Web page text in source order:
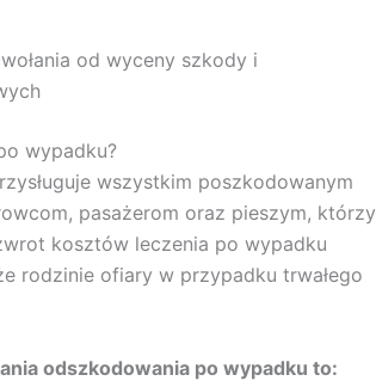
od wyceny szkody i
wypadku?
wszystkim poszkodowanym
pasażerom oraz pieszym, którzy
kosztów leczenia po wypadku
rodzinie ofiary w przypadku trwałego
odszkodowania po wypadku to: